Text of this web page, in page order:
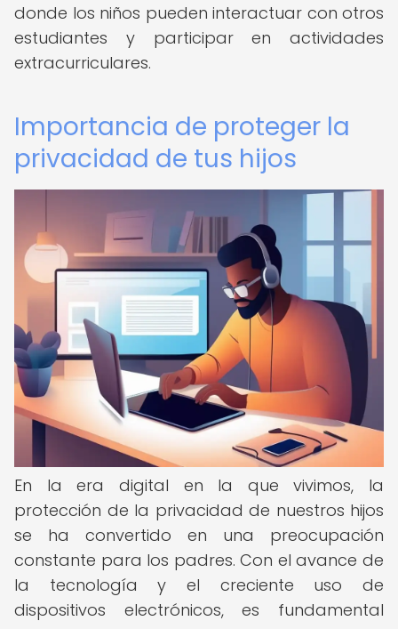
donde los niños pueden interactuar con otros
estudiantes y participar en actividades
extracurriculares.
Importancia de proteger la
privacidad de tus hijos
En la era digital en la que vivimos, la
protección de la privacidad de nuestros hijos
se ha convertido en una preocupación
constante para los padres. Con el avance de
la tecnología y el creciente uso de
dispositivos electrónicos, es fundamental